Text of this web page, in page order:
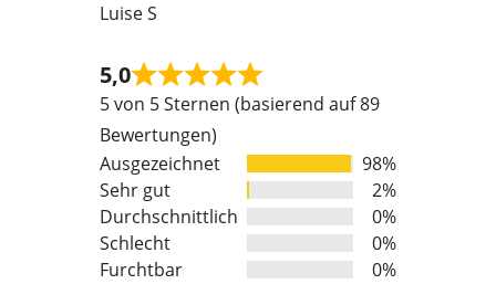
Luise S
5,0
Rated
out
5
5 von 5 Sternen (basierend auf 89
Bewertungen)
Ausgezeichnet
98%
Sehr gut
2%
Durchschnittlich
0%
Schlecht
0%
Furchtbar
0%